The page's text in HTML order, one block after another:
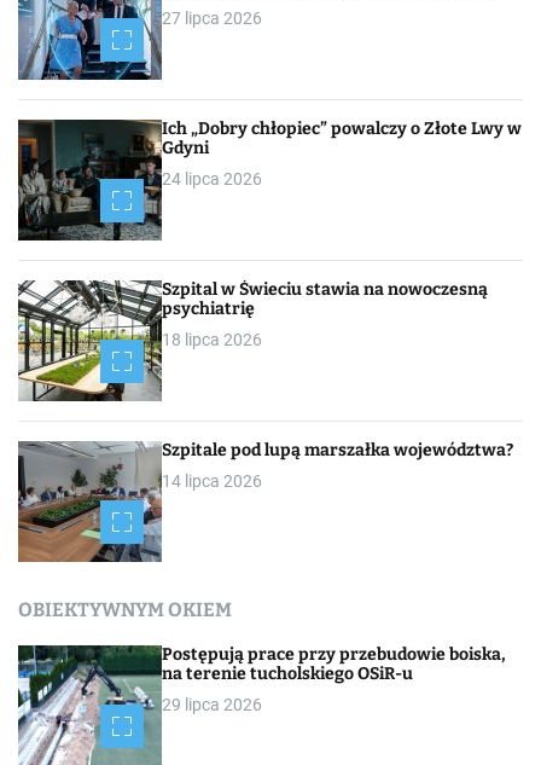
27 lipca 2026
Ich „Dobry chłopiec” powalczy o Złote Lwy w
Gdyni
24 lipca 2026
Szpital w Świeciu stawia na nowoczesną
psychiatrię
18 lipca 2026
Szpitale pod lupą marszałka województwa?
14 lipca 2026
OBIEKTYWNYM OKIEM
Postępują prace przy przebudowie boiska,
na terenie tucholskiego OSiR-u
29 lipca 2026